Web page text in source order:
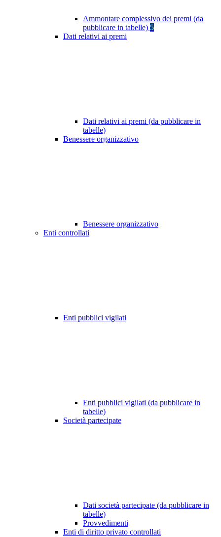
Ammontare complessivo dei premi (da
pubblicare in tabelle) 5
Dati relativi ai premi
Dati relativi ai premi (da pubblicare in
tabelle)
Benessere organizzativo
Benessere organizzativo
Enti controllati
Enti pubblici vigilati
Enti pubblici vigilati (da pubblicare in
tabelle)
Società partecipate
Dati società partecipate (da pubblicare in
tabelle)
Provvedimenti
Enti di diritto privato controllati